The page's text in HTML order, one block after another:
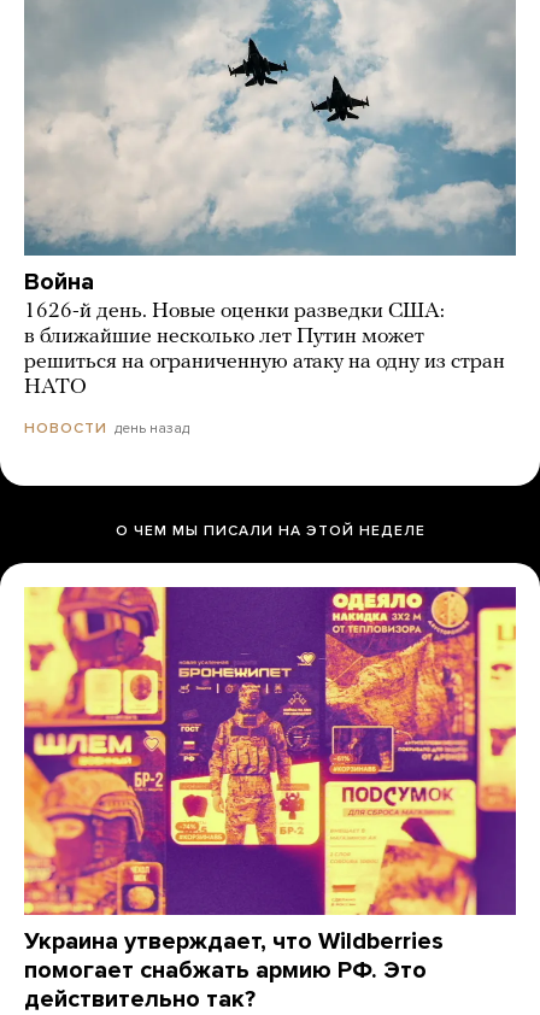
Война
1626-й день. Новые оценки разведки США:
в ближайшие несколько лет Путин может
решиться на ограниченную атаку на одну из стран
НАТО
НОВОСТИ день назад
О ЧЕМ МЫ ПИСАЛИ НА ЭТОЙ НЕДЕЛЕ
Украина утверждает, что Wildberries
помогает снабжать армию РФ. Это
действительно так?